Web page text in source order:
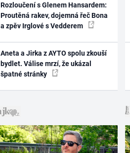
Rozloučení s Glenem Hansardem:
Proutěná rakev, dojemná řeč Bona
a zpěv Irglové s Vedderem
Aneta a Jirka z AYTO spolu zkouší
bydlet. Válise mrzí, že ukázal
špatné stránky